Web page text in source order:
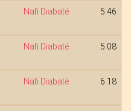
Nafi Diabaté 5:46
Nafi Diabaté 5:08
Nafi Diabaté 6:18